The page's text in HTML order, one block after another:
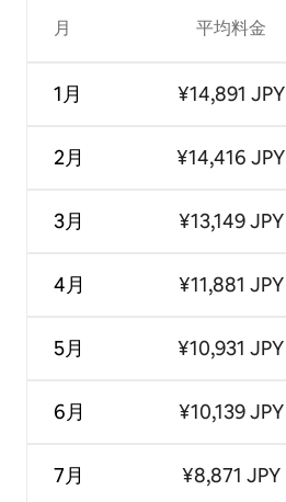
月
1月
2月
3月
4月
5月
6月
7月
平均料金
¥14,891 JPY
¥14,416 JPY
¥13,149 JPY
¥11,881 JPY
¥10,931 JPY
¥10,139 JPY
¥8,871 JPY